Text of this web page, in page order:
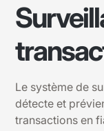
Le système de
détecte et
transactions en